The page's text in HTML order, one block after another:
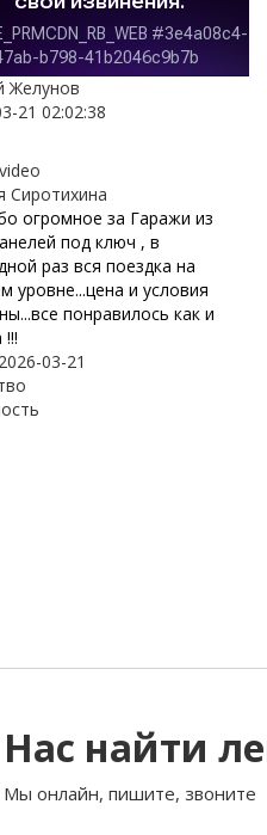
Желунов
21 02:02:38
Сиротихина
огромное за Гаражи из
под ключ , в
раз вся поездка на
уровне...цена и условия
понравилось как и
!!!
03-21
Нас найти
Мы онлайн, пишите, звоните